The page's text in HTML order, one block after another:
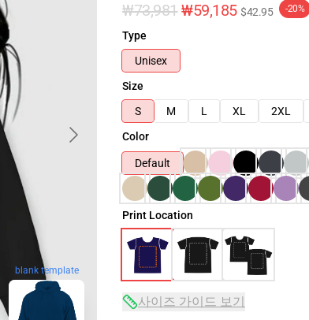
blank template
₩73,981 ₩59,185 $42.95 -20%
Type
Unisex
Size
S
M L XL 2XL
Color
Default
Print Location
사이즈 가이드 보기